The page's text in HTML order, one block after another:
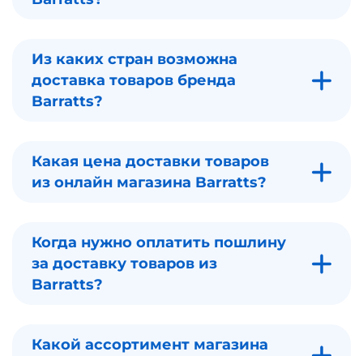
Из каких стран возможна
доставка товаров бренда
Barratts?
Какая цена доставки товаров
из онлайн магазина Barratts?
Когда нужно оплатить пошлину
за доставку товаров из
Barratts?
Какой ассортимент магазина